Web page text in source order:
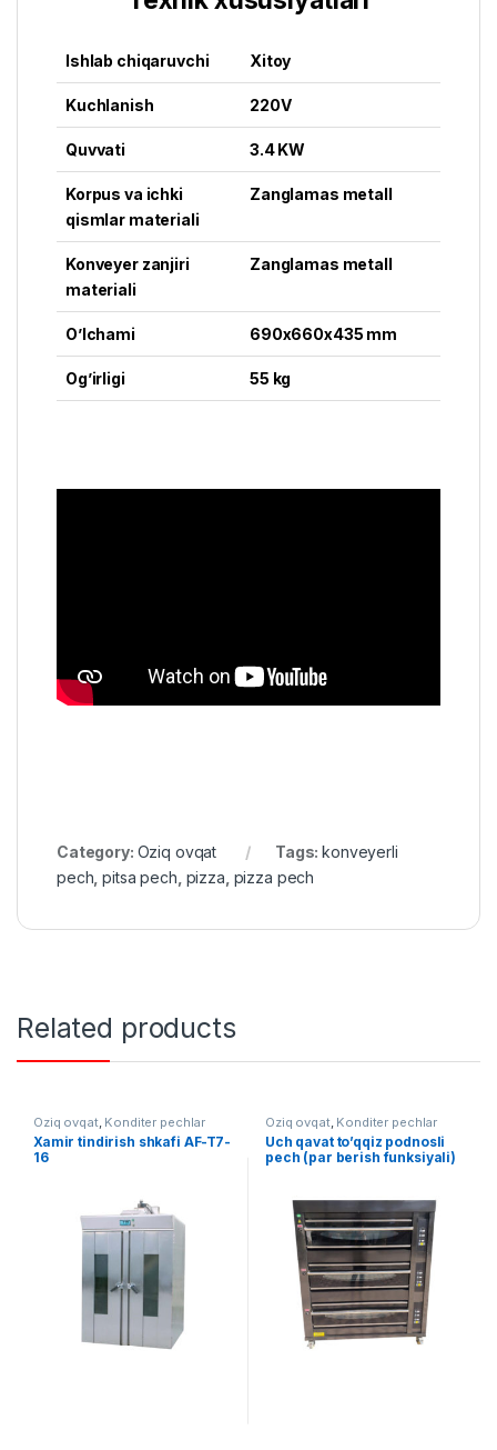
Ishlab chiqaruvchi Xitoy
Kuchlanish 220V
Quvvati 3.4 KW
Korpus va ichki
qismlar materiali
Zanglamas metall
Konveyer zanjiri
materiali
Zanglamas metall
O’lchami 690x660x435 mm
Og’irligi 55 kg
Category: Oziq ovqat Tags:konveyerli
pech ,pitsa pech pizza pizza pech
Related products
Oziq ovqat, Konditer pechlar
Xamir tindirish shkafi AF-T7-
16
Oziq ovqat, Konditer pechlar
Uch qavat to’qqiz podnosli
pech (par berish funksiyali)